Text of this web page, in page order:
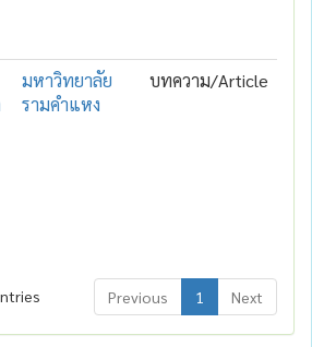
มหาวิทยาลัย
รามคำแหง
บทความ/Article
Previous 1 Next